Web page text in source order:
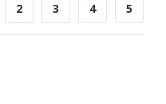
2 3 4 5